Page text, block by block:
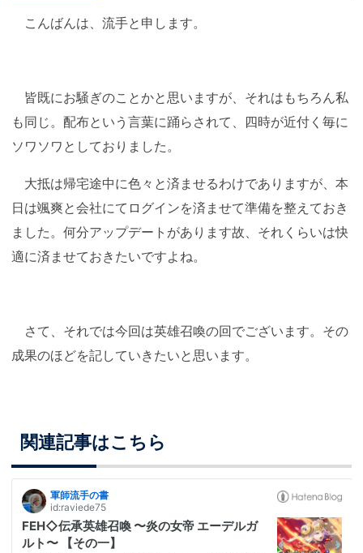
こんばんは、流手と申します。
皆既にお騒ぎのことかと思いますが、それはもちろん私
も同じ。配布という言葉に踊らされて、四時が近付く毎に
ソワソワとしておりました。
大抵は帰宅途中に色々と済ませるわけでありますが、本
日は颯爽と会社にてログインを済ませて準備を整えておき
ました。何分アップデートがあります故、それくらいは快
適に済ませておきたいですよね。
さて、それでは今回は英雄召喚の回でございます。その
成果のほどを記していきたいと思います。
関連記事はこちら